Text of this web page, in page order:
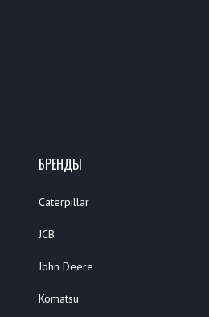
БРЕНДЫ
Caterpillar
JCB
John Deere
Komatsu